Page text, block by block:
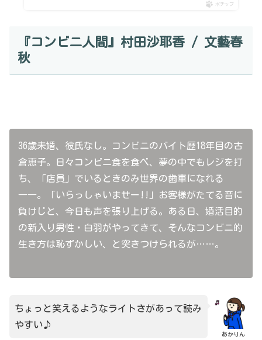
ポチップ
『コンビニ人間』村田沙耶香 / 文藝春
秋
36歳未婚、彼氏なし。コンビニのバイト歴18年目の古
倉恵子。日々コンビニ食を食べ、夢の中でもレジを打
ち、「店員」でいるときのみ世界の歯車になれる
――。「いらっしゃいませー!!」お客様がたてる音に
負けじと、今日も声を張り上げる。ある日、婚活目的
の新入り男性・白羽がやってきて、そんなコンビニ的
生き方は恥ずかしい、と突きつけられるが……。
あかりん
ちょっと笑えるようなライトさがあって読み
やすい♪